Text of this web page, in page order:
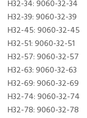
H32-34: 9060-32-34
H32-39: 9060-32-39
H32-45: 9060-32-45
H32-51: 9060-32-51
H32-57: 9060-32-57
H32-63: 9060-32-63
H32-69: 9060-32-69
H32-74: 9060-32-74
H32-78: 9060-32-78